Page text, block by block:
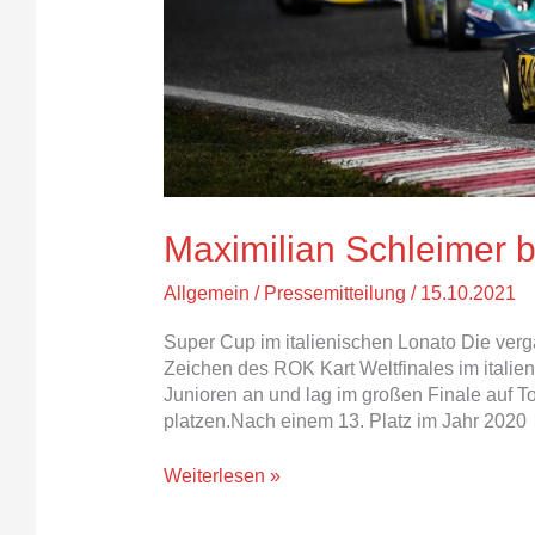
Maximilian Schleimer
Allgemein / Pressemitteilung / 15.10.2021
Super Cup im italienischen Lonato Die
Zeichen des ROK Kart Weltfinales im
Junioren an und lag im großen Finale auf
platzen.Nach einem 13. Platz im Jahr 2020
Weiterlesen »